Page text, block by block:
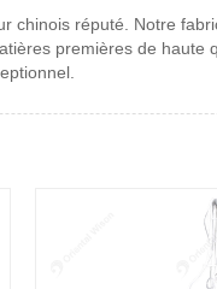
chinois réputé. Notre
premières de